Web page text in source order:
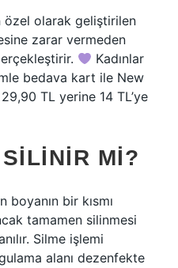
özel olarak geliştirilen
zarar vermeden
Kadınlar
bedava kart ile New
TL yerine 14 TL’ye
MI?
boyanın bir kısmı
tamamen silinmesi
Silme işlemi
alanı dezenfekte